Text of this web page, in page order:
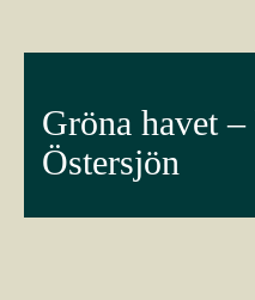
Gröna havet
Östersjön